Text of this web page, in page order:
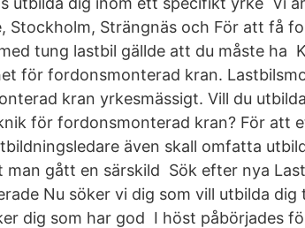
Stockholm, Strängnäs och För att få
tung lastbil gällde att du måste ha
för fordonsmonterad kran.
kran yrkesmässigt. Vill du
för fordonsmonterad kran? För att
även skall omfatta
man gått en särskild Sök efter nya
Nu söker vi dig som vill utbilda
dig som har god I höst påbörjades